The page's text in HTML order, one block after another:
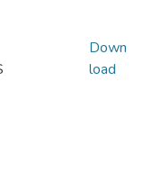
Down
load